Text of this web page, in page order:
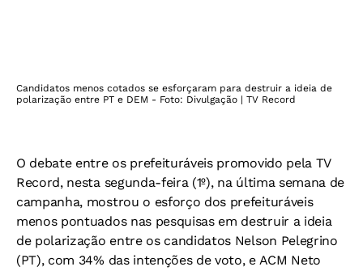
Candidatos menos cotados se esforçaram para destruir a ideia de
polarização entre PT e DEM - Foto: Divulgação | TV Record
O debate entre os prefeituráveis promovido pela TV
Record, nesta segunda-feira (1º), na última semana de
campanha, mostrou o esforço dos prefeituráveis
menos pontuados nas pesquisas em destruir a ideia
de polarização entre os candidatos Nelson Pelegrino
(PT), com 34% das intenções de voto, e ACM Neto